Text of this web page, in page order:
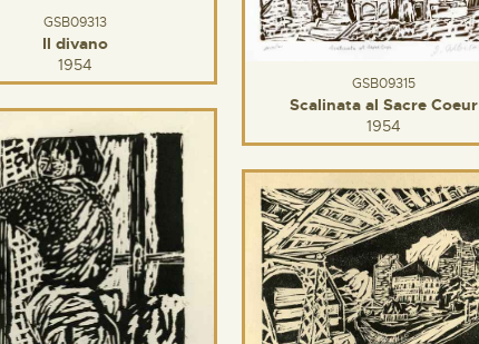
GSB09313
Il divano
1954
GSB09315
Scalinata al Sacre Coeur
1954